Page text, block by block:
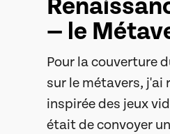
— le
Pour la couverture
sur le métavers,
inspirée des jeux
était de convoyer